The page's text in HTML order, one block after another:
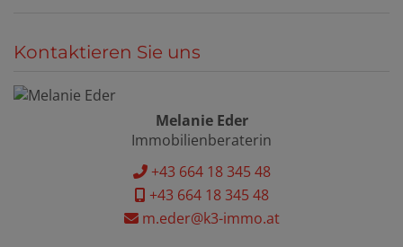
Kontaktieren Sie uns
Melanie Eder
Immobilienberaterin
+43 664 18 345 48
+43 664 18 345 48
m.eder@k3-immo.at